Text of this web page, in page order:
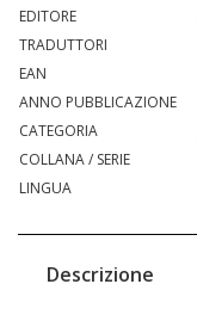
EDITORE
TRADUTTORI
EAN
ANNO PUBBLICAZIONE
CATEGORIA
COLLANA / SERIE
LINGUA
Descrizione